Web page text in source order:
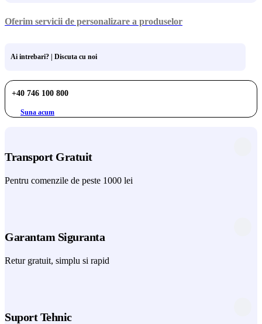
Oferim servicii de personalizare a produselor
Ai intrebari? | Discuta cu noi
+40 746 100 800
Suna acum
Transport Gratuit
Pentru comenzile de peste 1000 lei
Garantam Siguranta
Retur gratuit, simplu si rapid
Suport Tehnic